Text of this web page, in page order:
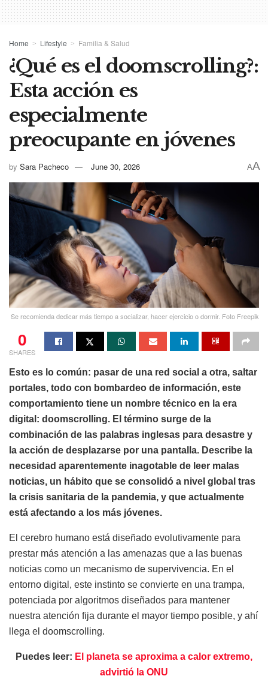
Home Lifestyle Familia & Salud
¿Qué es el doomscrolling?:
Esta acción es
especialmente
preocupante en jóvenes
by Sara Pacheco June 30, 2026 AA
Se recomienda dedicar más tiempo a socializar, hacer ejercicio o dormir. Foto Freepik
0
SHARES
Esto es lo común: pasar de una red social a otra, saltar
portales, todo con bombardeo de información, este
comportamiento tiene un nombre técnico en la era
digital: doomscrolling. El término surge de la
combinación de las palabras inglesas para desastre y
la acción de desplazarse por una pantalla. Describe la
necesidad aparentemente inagotable de leer malas
noticias, un hábito que se consolidó a nivel global tras
la crisis sanitaria de la pandemia, y que actualmente
está afectando a los más jóvenes.
El cerebro humano está diseñado evolutivamente para
prestar más atención a las amenazas que a las buenas
noticias como un mecanismo de supervivencia. En el
entorno digital, este instinto se convierte en una trampa,
potenciada por algoritmos diseñados para mantener
nuestra atención fija durante el mayor tiempo posible, y ahí
llega el doomscrolling.
Puedes leer: El planeta se aproxima a calor extremo,
advirtió la ONU